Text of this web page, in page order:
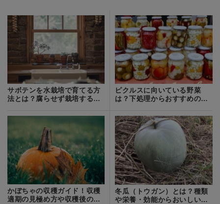
サボテンを水栽培で育てる方
法とは？腐らせず栽培するコ
ピクルスに向いている野菜
は？下処理からおすすめのレ
かぼちゃの収穫ガイド！収穫
適期の見極め方や収穫後の貯
冬瓜（トウガン）とは？種類
や栄養・効能からおいしい食